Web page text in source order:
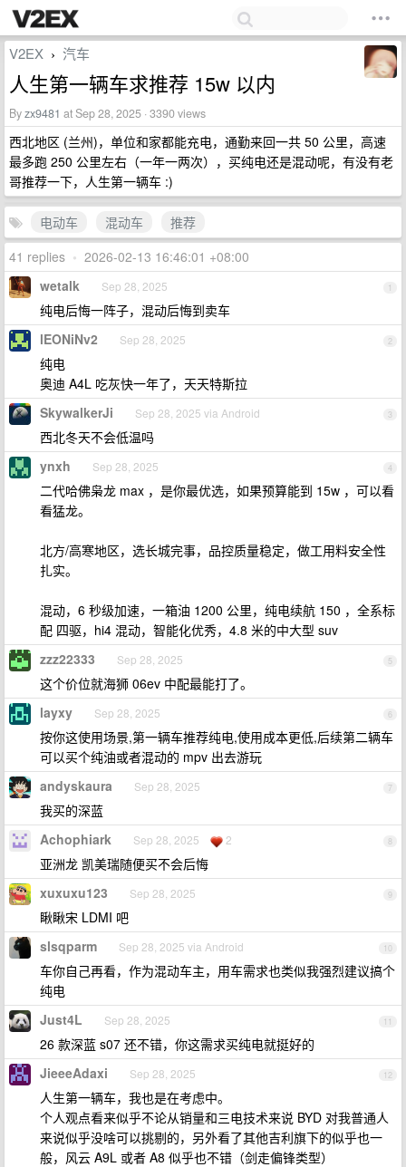
V2EX › 汽车
人生第一辆车求推荐 15w 以内
Byzx9481 at Sep 28, 2025 · 3390 views
西北地区 (兰州)，单位和家都能充电，通勤来回一共 50 公里，高速
最多跑 250 公里左右（一年一两次），买纯电还是混动呢，有没有老
哥推荐一下，人生第一辆车 :)
电动车 混动车
推荐
41 replies • 2026-02-13 16:46:01 +08:00
1
wetalk Sep 28, 2025
纯电后悔一阵子，混动后悔到卖车
2
lEONiNv2 Sep 28, 2025
纯电
奥迪 A4L 吃灰快一年了，天天特斯拉
3
SkywalkerJi Sep 28, 2025 via Android
西北冬天不会低温吗
4
ynxh Sep 28, 2025
二代哈佛枭龙 max ，是你最优选，如果预算能到 15w ，可以看
看猛龙。
北方/高寒地区，选长城完事，品控质量稳定，做工用料安全性
扎实。
混动，6 秒级加速，一箱油 1200 公里，纯电续航 150 ，全系标
配 四驱，hi4 混动，智能化优秀，4.8 米的中大型 suv
5
zzz22333 Sep 28, 2025
这个价位就海狮 06ev 中配最能打了。
6
layxy Sep 28, 2025
按你这使用场景,第一辆车推荐纯电,使用成本更低,后续第二辆车
可以买个纯油或者混动的 mpv 出去游玩
7
andyskaura Sep 28, 2025
我买的深蓝
8
Achophiark Sep 28, 2025 2
亚洲龙 凯美瑞随便买不会后悔
9
xuxuxu123 Sep 28, 2025
瞅瞅宋 LDMI 吧
10
slsqparm Sep 28, 2025 via Android
车你自己再看，作为混动车主，用车需求也类似我强烈建议搞个
纯电
11
Just4L Sep 28, 2025
26 款深蓝 s07 还不错，你这需求买纯电就挺好的
12
JieeeAdaxi Sep 28, 2025
人生第一辆车，我也是在考虑中。
个人观点看来似乎不论从销量和三电技术来说 BYD 对我普通人
来说似乎没啥可以挑剔的，另外看了其他吉利旗下的似乎也一
般，风云 A9L 或者 A8 似乎也不错（剑走偏锋类型）